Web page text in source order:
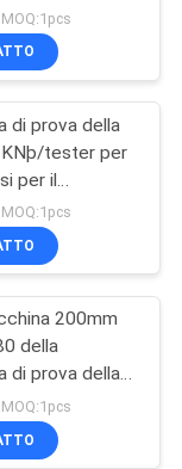
della fiamma
di prova della
tester per
per il
letto 1500Nþ
200mm
della
di prova della
altezza di
della prova